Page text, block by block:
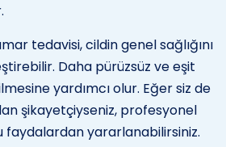
tedavisi, cildin genel sağlığını
Daha pürüzsüz ve eşit
yardımcı olur. Eğer siz de
şikayetçiyseniz, profesyonel
faydalardan yararlanabilirsiniz.